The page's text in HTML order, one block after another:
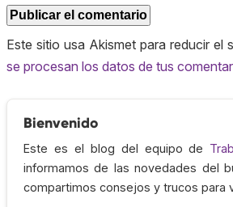
Este sitio usa Akismet para reducir el
se procesan los datos de tus
Bienvenido
Este es el blog del equipo de
informamos de las novedades del
compartimos consejos y trucos para